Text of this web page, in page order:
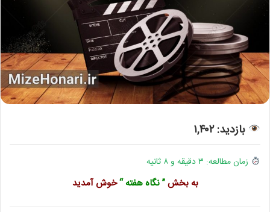
بازدید: ۱,۴۰۲
زمان مطالعه: ۳ دقیقه و ۸ ثانیه
به بخش” نگاه هفته “خوش آمدید